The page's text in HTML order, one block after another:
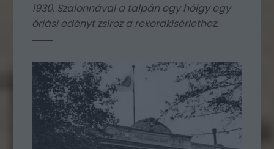
1930. Szalonnával a talpán egy hölgy egy
óriási edényt zsíroz a rekordkísérlethez.